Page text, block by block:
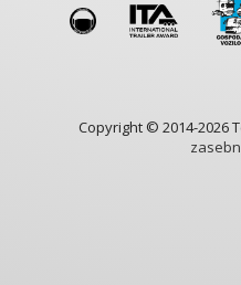
Copyright © 2014-2026